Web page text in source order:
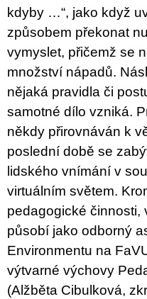
kdyby …“, jako když
způsobem překonat
vymyslet, přičemž se
množství nápadů.
nějaká pravidla či
samotné dílo vzniká.
někdy přirovnáván k
poslední době se
lidského vnímání v
virtuálním světem.
pedagogické činnosti,
působí jako odborný
Environmentu na
výtvarné výchovy
(Alžběta Cibulková,